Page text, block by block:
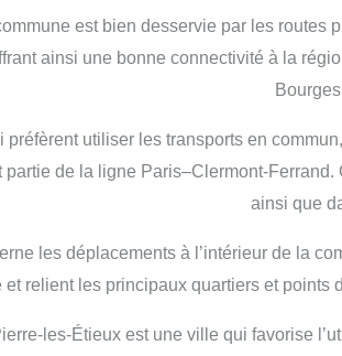
est bien desservie par les
ainsi une bonne connectivité à la
préfèrent utiliser les transports en
partie de la ligne Paris–Clermont-
ainsi que
les déplacements à l’intérieur de la
et relient les principaux quartiers et points
les-Étieux est une ville qui favorise